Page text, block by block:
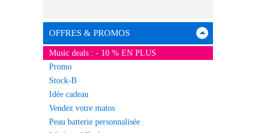
OFFRES & PROMOS
Music deals : - 10 % EN PLUS
Promo
Stock-B
Idée cadeau
Vendez votre matos
Peau batterie personnalisée